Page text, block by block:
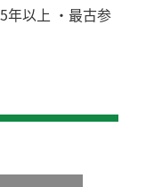
年以上 ・最古参